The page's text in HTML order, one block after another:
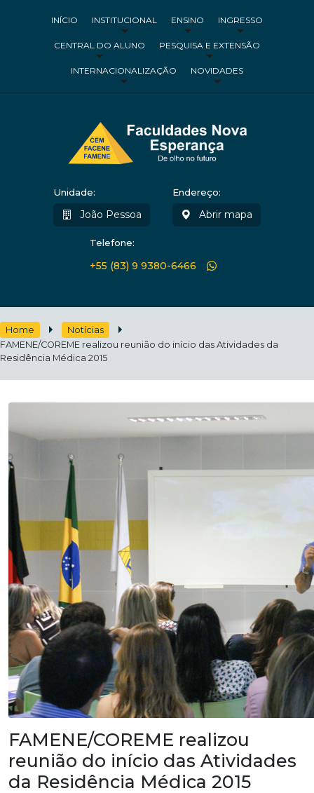
INÍCIO INSTITUCIONAL ENSINO INGRESSO
CENTRAL DO ALUNO PESQUISA E EXTENSÃO
INTERNACIONALIZAÇÃO NOVIDADES
Unidade:
João Pessoa
Endereço:
Abrir mapa
Telefone:
+55 (83) 9 9380-6466
Home
Notícias
FAMENE/COREME realizou reunião do início das Atividades da
Residência Médica 2015
FAMENE/COREME realizou
reunião do início das Atividades
da Residência Médica 2015